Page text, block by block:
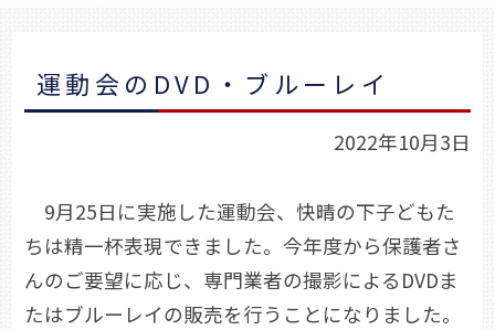
運動会のDVD・ブルーレイ
2022年10月3日
9月25日に実施した運動会、快晴の下子どもた
ちは精一杯表現できました。今年度から保護者さ
んのご要望に応じ、専門業者の撮影によるDVDま
たはブルーレイの販売を行うことになりました。